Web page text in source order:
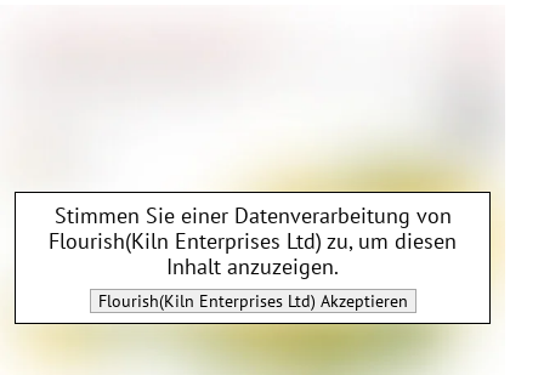
Stimmen Sie einer Datenverarbeitung von
Flourish(Kiln Enterprises Ltd) zu, um diesen
Inhalt anzuzeigen.
Flourish(Kiln Enterprises Ltd) Akzeptieren